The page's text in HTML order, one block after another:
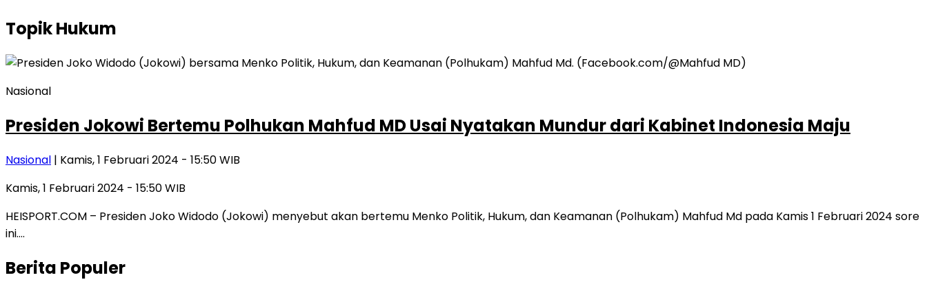
TopikHukum
Nasional
Presiden Jokowi Bertemu Polhukan Mahfud MD Usai Nyatakan Mundur dari Kabinet Indonesia Maju
Nasional | Kamis, 1 Februari 2024 - 15:50 WIB
Kamis, 1 Februari 2024 - 15:50 WIB
HEISPORT.COM – Presiden Joko Widodo (Jokowi) menyebut akan bertemu Menko Politik, Hukum, dan Keamanan (Polhukam) Mahfud Md pada Kamis 1 Februari 2024 sore
ini….
Berita Populer